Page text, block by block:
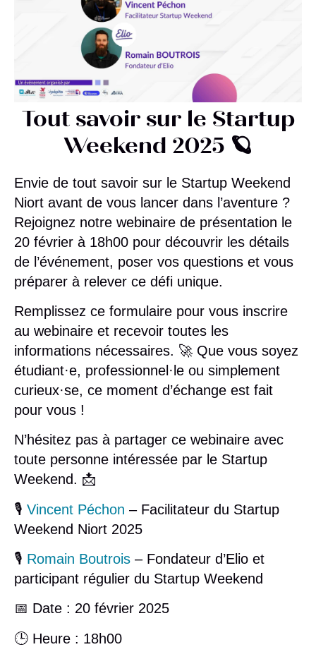
Tout savoir sur le Startup
Weekend 2025 🪐
Envie de tout savoir sur le Startup Weekend
Niort avant de vous lancer dans l’aventure ?
Rejoignez notre webinaire de présentation le
20 février à 18h00 pour découvrir les détails
de l’événement, poser vos questions et vous
préparer à relever ce défi unique.
Remplissez ce formulaire pour vous inscrire
au webinaire et recevoir toutes les
informations nécessaires. 🚀 Que vous soyez
étudiant·e, professionnel·le ou simplement
curieux·se, ce moment d’échange est fait
pour vous !
N’hésitez pas à partager ce webinaire avec
toute personne intéressée par le Startup
Weekend. 📩
🎙️ Vincent Péchon – Facilitateur du Startup
Weekend Niort 2025
🎙️ Romain Boutrois – Fondateur d’Elio et
participant régulier du Startup Weekend
📅 Date : 20 février 2025
🕒 Heure : 18h00